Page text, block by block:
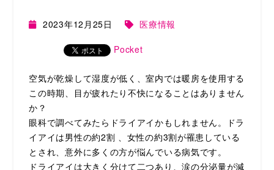
2023年12月25日 医療情報
Pocket
空気が乾燥して湿度が低く、室内では暖房を使用する
この時期、目が疲れたり不快になることはありません
か？
眼科で調べてみたらドライアイかもしれません。ドラ
イアイは男性の約2割 、女性の約3割が罹患している
とされ、意外に多くの方が悩んでいる病気です。
ドライアイは大きく分けて二つあり、涙の分泌量が減